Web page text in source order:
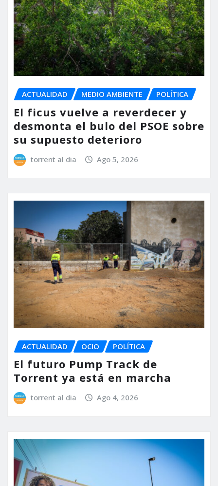
ACTUALIDAD MEDIO AMBIENTE POLÍTICA
El ficus vuelve a reverdecer y
desmonta el bulo del PSOE sobre
su supuesto deterioro
torrent al dia Ago 5, 2026
ACTUALIDAD OCIO POLÍTICA
El futuro Pump Track de
Torrent ya está en marcha
torrent al dia Ago 4, 2026